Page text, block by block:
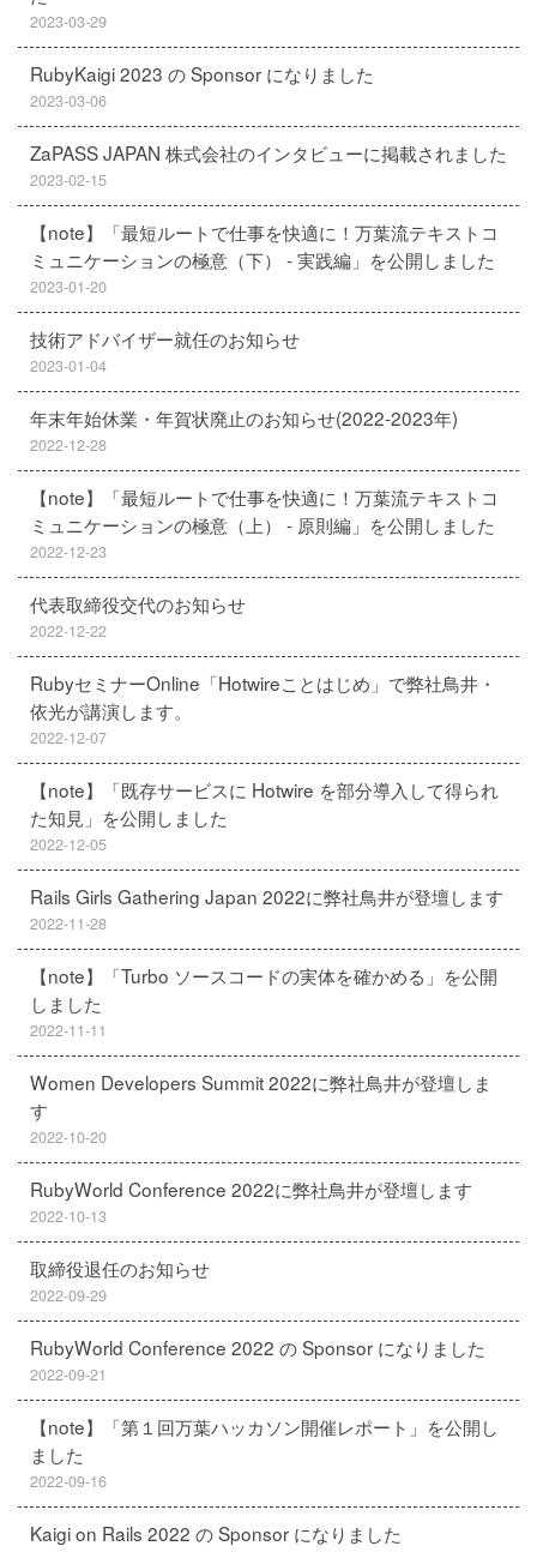
2023-03-29
RubyKaigi 2023 の Sponsor になりました
2023-03-06
ZaPASS JAPAN 株式会社のインタビューに掲載されました
2023-02-15
【note】「最短ルートで仕事を快適に！万葉流テキストコ
ミュニケーションの極意（下） - 実践編」を公開しました
2023-01-20
技術アドバイザー就任のお知らせ
2023-01-04
年末年始休業・年賀状廃止のお知らせ(2022-2023年)
2022-12-28
【note】「最短ルートで仕事を快適に！万葉流テキストコ
ミュニケーションの極意（上） - 原則編」を公開しました
2022-12-23
代表取締役交代のお知らせ
2022-12-22
RubyセミナーOnline「Hotwireことはじめ」で弊社鳥井・
依光が講演します。
2022-12-07
【note】「既存サービスに Hotwire を部分導入して得られ
た知見」を公開しました
2022-12-05
Rails Girls Gathering Japan 2022に弊社鳥井が登壇します
2022-11-28
【note】「Turbo ソースコードの実体を確かめる」を公開
しました
2022-11-11
Women Developers Summit 2022に弊社鳥井が登壇しま
す
2022-10-20
RubyWorld Conference 2022に弊社鳥井が登壇します
2022-10-13
取締役退任のお知らせ
2022-09-29
RubyWorld Conference 2022 の Sponsor になりました
2022-09-21
【note】「第１回万葉ハッカソン開催レポート」を公開し
ました
2022-09-16
Kaigi on Rails 2022 の Sponsor になりました